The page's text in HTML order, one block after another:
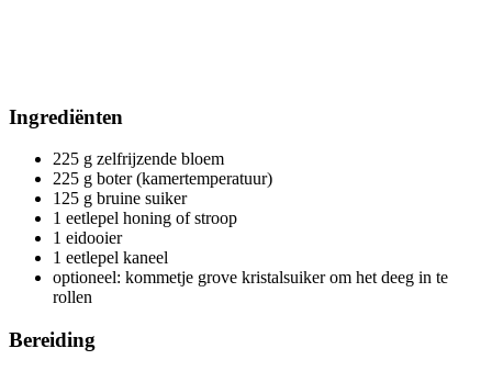
Ingrediënten
225 g zelfrijzende bloem
225 g boter (kamertemperatuur)
125 g bruine suiker
1 eetlepel honing of stroop
1 eidooier
1 eetlepel kaneel
optioneel: kommetje grove kristalsuiker om het deeg in te
rollen
Bereiding